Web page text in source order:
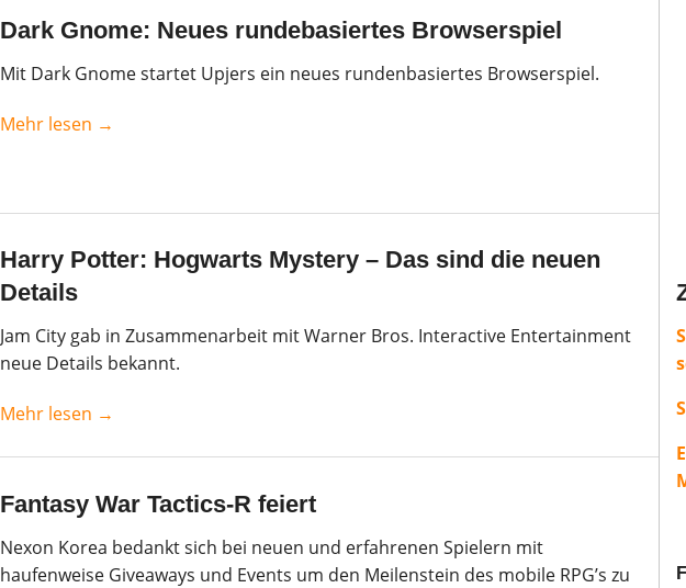
Dark Gnome: Neues rundebasiertes Browserspiel
Mit Dark Gnome startet Upjers ein neues rundenbasiertes Browserspiel.
Mehr lesen →
Harry Potter: Hogwarts Mystery – Das sind die neuen
Details
Jam City gab in Zusammenarbeit mit Warner Bros. Interactive Entertainment
neue Details bekannt.
Mehr lesen →
Fantasy War Tactics-R feiert
Nexon Korea bedankt sich bei neuen und erfahrenen Spielern mit
haufenweise Giveaways und Events um den Meilenstein des mobile RPG’s zu